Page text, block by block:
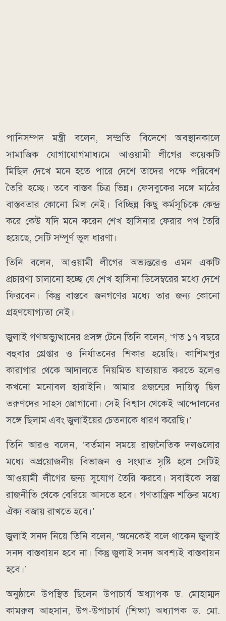
পানিসম্পদ মন্ত্রী বলেন, সম্প্রতি বিদেশে অবস্থানকালে
সামাজিক যোগাযোগমাধ্যমে আওয়ামী লীগের কয়েকটি
মিছিল দেখে মনে হতে পারে দেশে তাদের পক্ষে পরিবেশ
তৈরি হচ্ছে। তবে বাস্তব চিত্র ভিন্ন। ফেসবুকের সঙ্গে মাঠের
বাস্তবতার কোনো মিল নেই। বিচ্ছিন্ন কিছু কর্মসূচিকে কেন্দ্র
করে কেউ যদি মনে করেন শেখ হাসিনার ফেরার পথ তৈরি
হয়েছে, সেটি সম্পূর্ণ ভুল ধারণা।
তিনি বলেন, আওয়ামী লীগের অভ্যন্তরেও এমন একটি
প্রচারণা চালানো হচ্ছে যে শেখ হাসিনা ডিসেম্বরের মধ্যে দেশে
ফিরবেন। কিন্তু বাস্তবে জনগণের মধ্যে তার জন্য কোনো
গ্রহণযোগ্যতা নেই।
জুলাই গণঅভ্যুত্থানের প্রসঙ্গ টেনে তিনি বলেন, ‘গত ১৭ বছরে
বহুবার গ্রেপ্তার ও নির্যাতনের শিকার হয়েছি। কাশিমপুর
কারাগার থেকে আদালতে নিয়মিত যাতায়াত করতে হলেও
কখনো মনোবল হারাইনি। আমার প্রজন্মের দায়িত্ব ছিল
তরুণদের সাহস জোগানো। সেই বিশ্বাস থেকেই আন্দোলনের
সঙ্গে ছিলাম এবং জুলাইয়ের চেতনাকে ধারণ করেছি।’
তিনি আরও বলেন, ‘বর্তমান সময়ে রাজনৈতিক দলগুলোর
মধ্যে অপ্রয়োজনীয় বিভাজন ও সংঘাত সৃষ্টি হলে সেটিই
আওয়ামী লীগের জন্য সুযোগ তৈরি করবে। সবাইকে সস্তা
রাজনীতি থেকে বেরিয়ে আসতে হবে। গণতান্ত্রিক শক্তির মধ্যে
ঐক্য বজায় রাখতে হবে।’
জুলাই সনদ নিয়ে তিনি বলেন, ‘অনেকেই বলে থাকেন জুলাই
সনদ বাস্তবায়ন হবে না। কিন্তু জুলাই সনদ অবশ্যই বাস্তবায়ন
হবে।’
অনুষ্ঠানে উপস্থিত ছিলেন উপাচার্য অধ্যাপক ড. মোহাম্মদ
কামরুল আহসান, উপ-উপাচার্য (শিক্ষা) অধ্যাপক ড. মো.